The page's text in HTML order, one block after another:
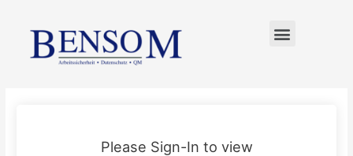
Please Sign-In to view